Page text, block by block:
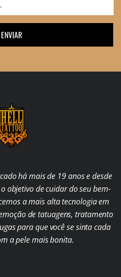
ENVIAR
há mais de 19 anos e desde
objetivo de cuidar do seu bem-
a mais alta tecnologia em
de tatuagens, tratamento
para que você se sinta cada
a pele mais bonita.